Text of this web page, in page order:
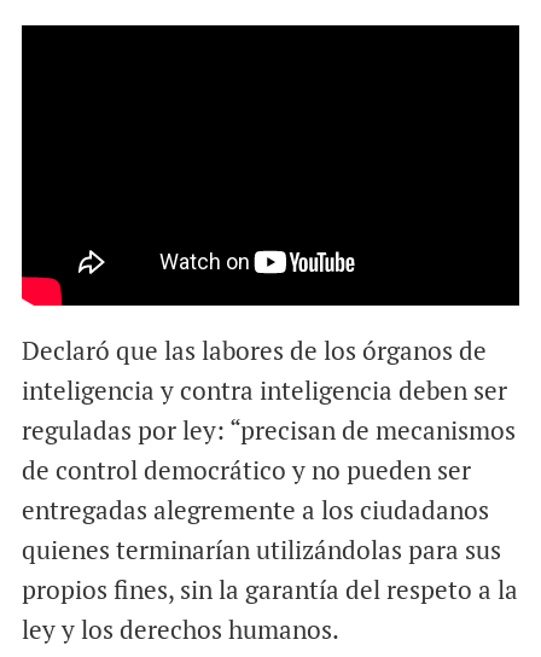
Declaró que las labores de los órganos de
inteligencia y contra inteligencia deben ser
reguladas por ley: “precisan de mecanismos
de control democrático y no pueden ser
entregadas alegremente a los ciudadanos
quienes terminarían utilizándolas para sus
propios fines, sin la garantía del respeto a la
ley y los derechos humanos.